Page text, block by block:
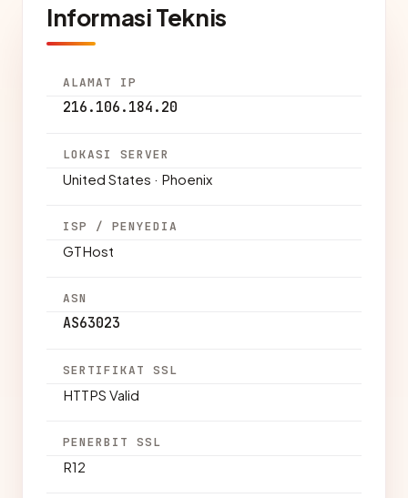
Informasi Teknis
ALAMAT IP
216.106.184.20
LOKASI SERVER
United States · Phoenix
ISP / PENYEDIA
GTHost
ASN
AS63023
SERTIFIKAT SSL
HTTPS Valid
PENERBIT SSL
R12